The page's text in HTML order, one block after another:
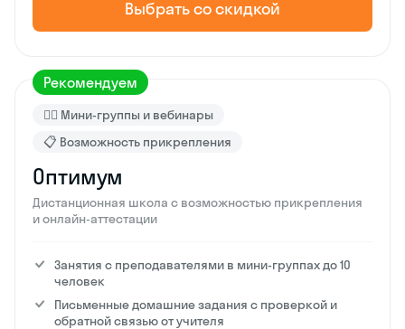
Выбрать со скидкой
Рекомендуем
🙋‍♂️ Мини-группы и вебинары
📋 Возможность прикрепления
Оптимум
Дистанционная школа с возможностью прикрепления
и онлайн-аттестации
Занятия с преподавателями в мини-группах до 10
человек
Письменные домашние задания с проверкой и
обратной связью от учителя